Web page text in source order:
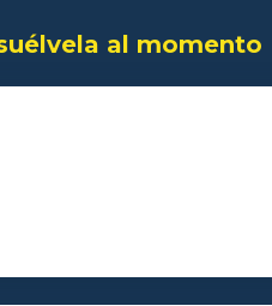
al momento